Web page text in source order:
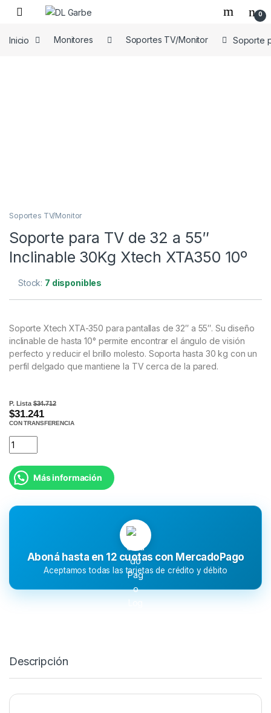
0
Inicio Monitores Soportes TV/Monitor Soporte
Soportes TV/Monitor
Soporte para TV de 32 a 55″
Inclinable 30Kg Xtech XTA350 10º
Stock: 7 disponibles
Soporte Xtech XTA-350 para pantallas de 32″ a 55″. Su diseño
inclinable de hasta 10° permite encontrar el ángulo de visión
perfecto y reducir el brillo molesto. Soporta hasta 30 kg con un
perfil delgado que mantiene la TV cerca de la pared.
P. Lista$34.712
$31.241
CON TRANSFERENCIA
Más información
Aboná hasta en 12 cuotas con MercadoPago
Aceptamos todas las tarjetas de crédito y débito
Descripción